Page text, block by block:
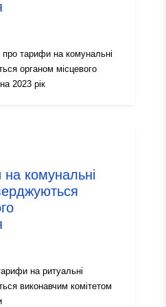
4b67-ac3c-49c02eba83ee
тарифи на комунальні
органом місцевого
2023 рік
комунальні
на ритуальні
виконавчим комітетом